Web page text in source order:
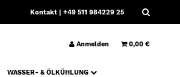
Kontakt | +49 511 984229 25
Anmelden 0,00 €
WASSER- & ÖLKÜHLUNG